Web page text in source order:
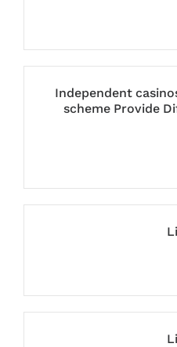
Independent
scheme Provide